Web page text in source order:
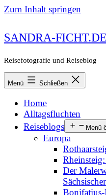
Zum Inhalt springen
SANDRA-FICHT.DE
Reisefotografie und Reiseblog
Menü Schließen
Home
Alltagsfluchten
Reiseblogs
Menü
Europa
Der